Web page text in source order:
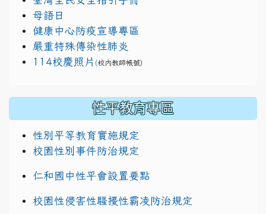
母語日
健康中心防疫宣導專區
嚴重特殊傳染性肺炎
114校慶照片 (校內教師帳號)
性平教育專區
性別平等教育實施規定
校園性別事件防治規定
仁和國中性平會設置要點
校園性侵害性騷擾性霸凌防治規定